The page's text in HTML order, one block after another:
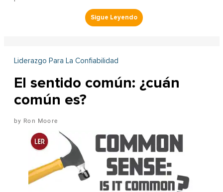
Liderazgo Para La Confiabilidad
El sentido común: ¿cuán
común es?
Ron Moore